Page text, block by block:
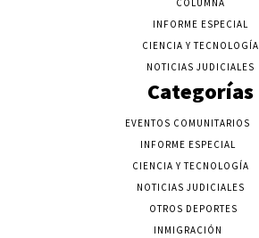
INFORME ESPECIAL
CIENCIA Y TECNOLOGÍA
NOTICIAS JUDICIALES
Categorías
EVENTOS COMUNITARIOS
INFORME ESPECIAL
CIENCIA Y TECNOLOGÍA
NOTICIAS JUDICIALES
OTROS DEPORTES
INMIGRACIÓN